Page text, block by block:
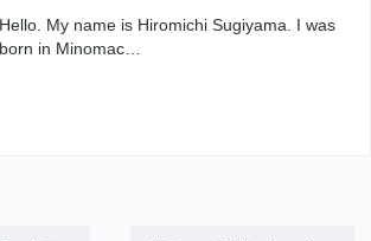
Hello. My name is Hiromichi Sugiyama. I was
born in Minomac…